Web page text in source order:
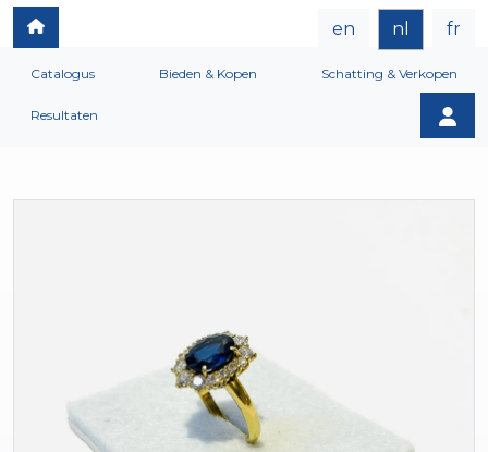
en nl fr
Catalogus Bieden & Kopen Schatting & Verkopen
Resultaten